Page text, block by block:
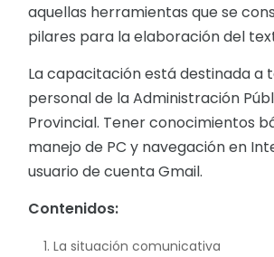
aquellas herramientas que se
pilares para la elaboración del
La capacitación está destinada a
personal de la Administración
Provincial. Tener conocimientos
manejo de PC y navegación en
usuario de cuenta Gmail.
Contenidos:
La situación comunicativa